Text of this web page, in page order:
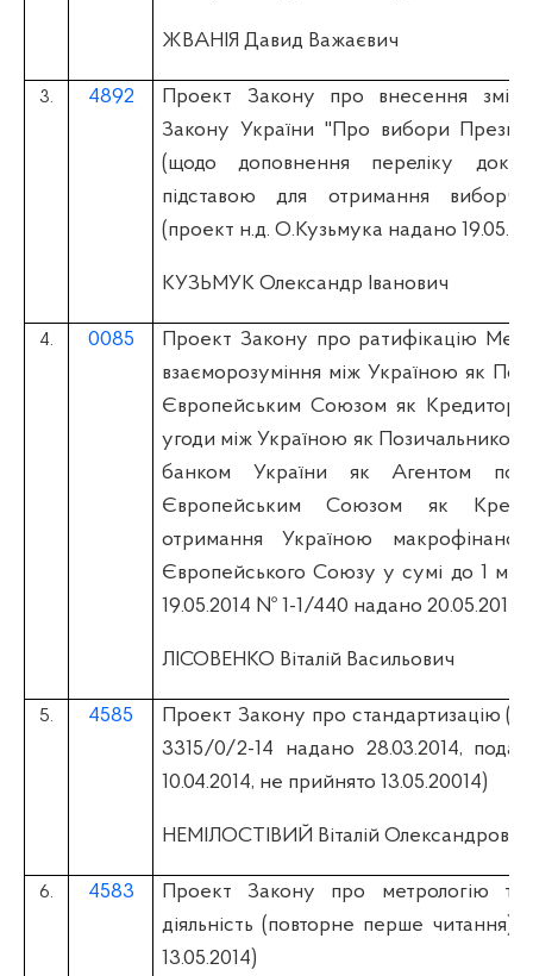
ЖВАНІЯ Давид Важаєвич
3. 4892
Проект Закону про внесення
Закону України "Про вибори
(щодо доповнення переліку
підставою для отримання
(проект н.д. О.Кузьмука надано
КУЗЬМУК Олександр Іванович
4. 0085
Проект Закону про ратифікацію
взаєморозуміння між Україною як
Європейським Союзом як
угоди між Україною як
банком України як Агентом
Європейським Союзом як
отримання Україною
Європейського Союзу у сумі до 1
19.05.2014 № 1-1/440 надано 20.05.2014)
ЛІСОВЕНКО Віталій Васильович
5. 4585
Проект Закону про стандартизацію
3315/0/2-14 надано 28.03.2014,
10.04.2014, не прийнято 13.05.20014)
НЕМІЛОСТІВИЙ Віталій Олександрович
6. 4583
Проект Закону про метрологію та
діяльність (повторне перше читання)
13.05.2014)